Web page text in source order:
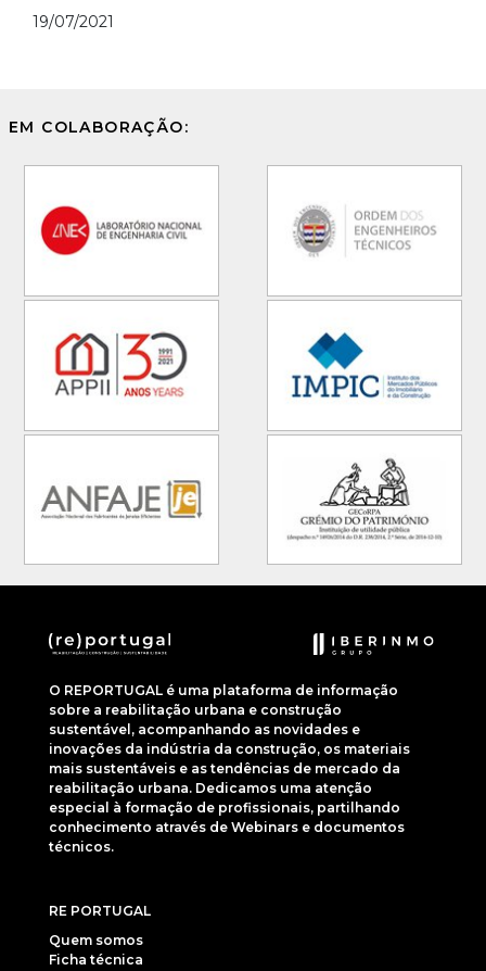
19/07/2021
EM COLABORAÇÃO:
O REPORTUGAL é uma plataforma de informação
sobre a reabilitação urbana e construção
sustentável, acompanhando as novidades e
inovações da indústria da construção, os materiais
mais sustentáveis e as tendências de mercado da
reabilitação urbana. Dedicamos uma atenção
especial à formação de profissionais, partilhando
conhecimento através de Webinars e documentos
técnicos.
RE PORTUGAL
Quem somos
Ficha técnica